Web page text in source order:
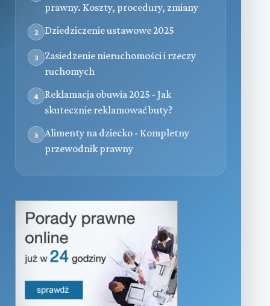
prawny. Koszty, procedury, zmiany
2 Dziedziczenie ustawowe 2025
3
Zasiedzenie nieruchomości i rzeczy
ruchomych
4
Reklamacja obuwia 2025 - Jak
skutecznie reklamować buty?
5
Alimenty na dziecko - Kompletny
przewodnik prawny